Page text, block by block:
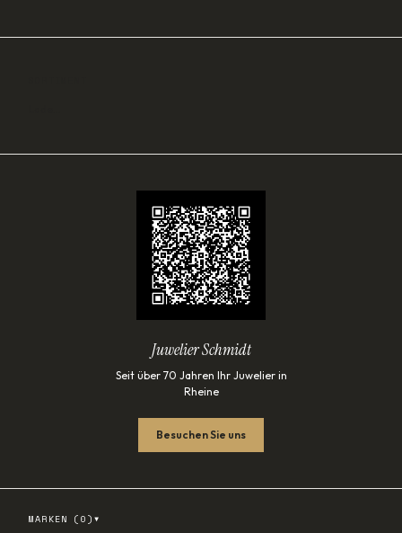
Juwelier Schmidt
Seit über 70 Jahren Ihr Juwelier in
Rheine
Besuchen Sie uns
MARKEN ( 0 ) ▾